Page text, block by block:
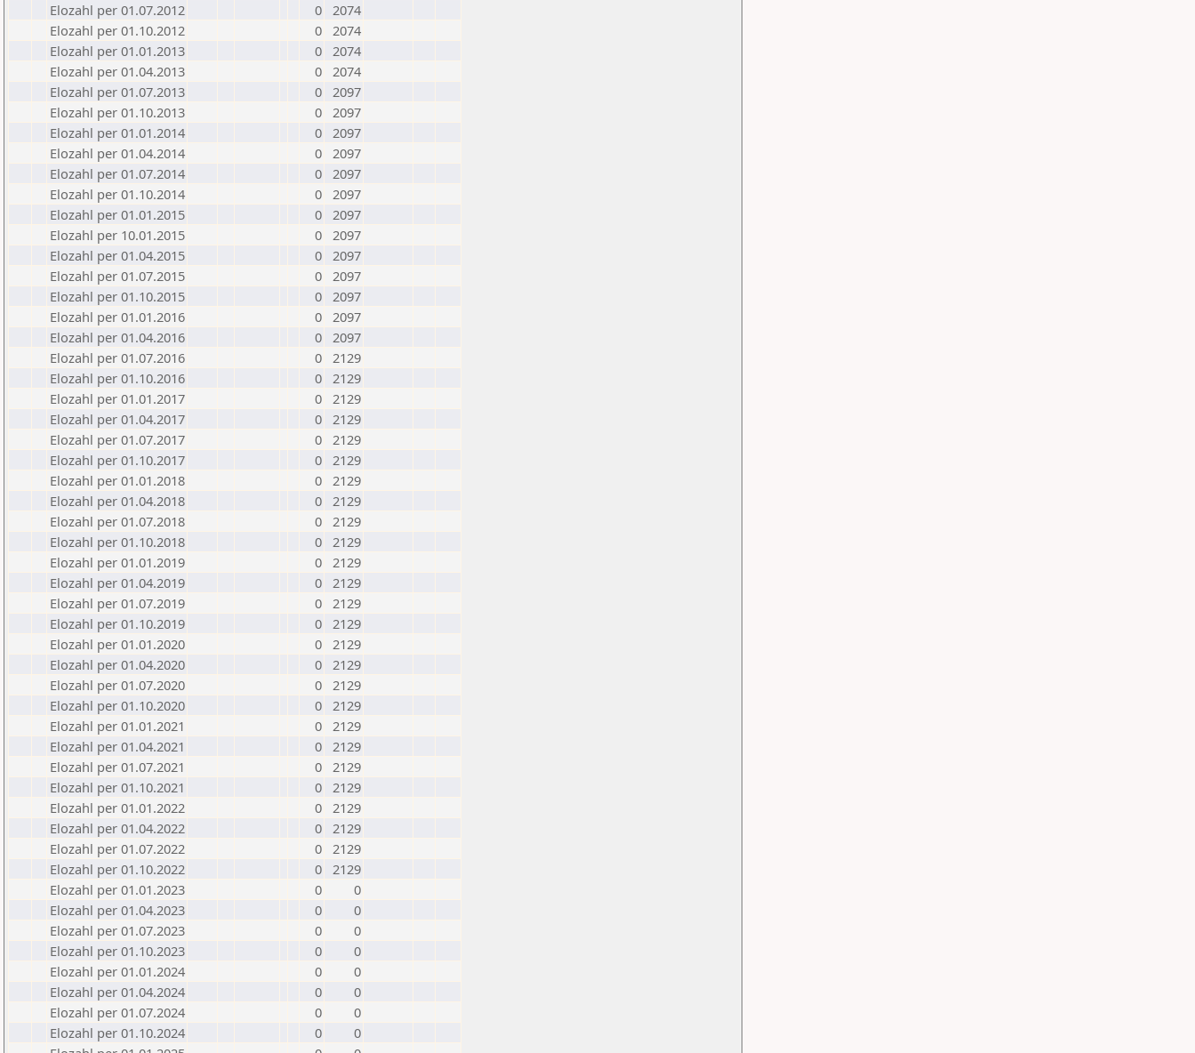
Elozahl per 01.07.2012
0 2074
Elozahl per 01.10.2012
0 2074
Elozahl per 01.01.2013
0 2074
Elozahl per 01.04.2013
0 2074
Elozahl per 01.07.2013
0 2097
Elozahl per 01.10.2013
0 2097
Elozahl per 01.01.2014
0 2097
Elozahl per 01.04.2014
0 2097
Elozahl per 01.07.2014
0 2097
Elozahl per 01.10.2014
0 2097
Elozahl per 01.01.2015
0 2097
Elozahl per 10.01.2015
0 2097
Elozahl per 01.04.2015
0 2097
Elozahl per 01.07.2015
0 2097
Elozahl per 01.10.2015
0 2097
Elozahl per 01.01.2016
0 2097
Elozahl per 01.04.2016
0 2097
Elozahl per 01.07.2016
0 2129
Elozahl per 01.10.2016
0 2129
Elozahl per 01.01.2017
0 2129
Elozahl per 01.04.2017
0 2129
Elozahl per 01.07.2017
0 2129
Elozahl per 01.10.2017
0 2129
Elozahl per 01.01.2018
0 2129
Elozahl per 01.04.2018
0 2129
Elozahl per 01.07.2018
0 2129
Elozahl per 01.10.2018
0 2129
Elozahl per 01.01.2019
0 2129
Elozahl per 01.04.2019
0 2129
Elozahl per 01.07.2019
0 2129
Elozahl per 01.10.2019
0 2129
Elozahl per 01.01.2020
0 2129
Elozahl per 01.04.2020
0 2129
Elozahl per 01.07.2020
0 2129
Elozahl per 01.10.2020
0 2129
Elozahl per 01.01.2021
0 2129
Elozahl per 01.04.2021
0 2129
Elozahl per 01.07.2021
0 2129
Elozahl per 01.10.2021
0 2129
Elozahl per 01.01.2022
0 2129
Elozahl per 01.04.2022
0 2129
Elozahl per 01.07.2022
0 2129
Elozahl per 01.10.2022
0 2129
Elozahl per 01.01.2023
0
0
Elozahl per 01.04.2023
0
0
Elozahl per 01.07.2023
0
0
Elozahl per 01.10.2023
0
0
Elozahl per 01.01.2024
0
0
Elozahl per 01.04.2024
0
0
Elozahl per 01.07.2024
0
0
Elozahl per 01.10.2024
0
0